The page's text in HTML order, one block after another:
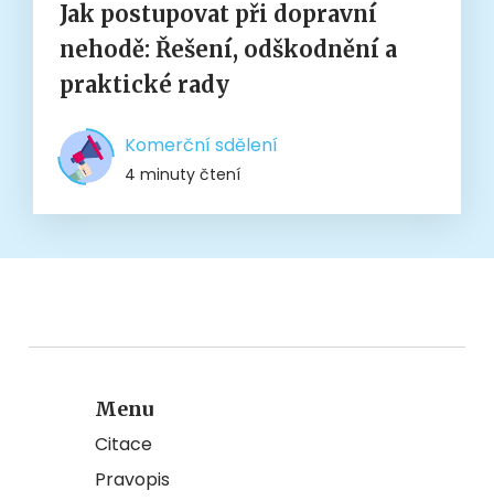
Jak postupovat při dopravní
nehodě: Řešení, odškodnění a
praktické rady
Komerční sdělení
4 minuty čtení
Menu
Citace
Pravopis